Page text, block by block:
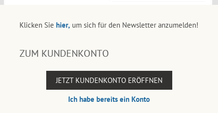
Klicken Sie hier, um sich für den Newsletter anzumelden!
ZUM KUNDENKONTO
JETZT KUNDENKONTO ERÖFFNEN
Ich habe bereits ein Konto